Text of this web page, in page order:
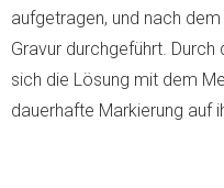
aufgetragen, und nach
Gravur durchgeführt.
sich die Lösung mit dem
dauerhafte Markierung auf